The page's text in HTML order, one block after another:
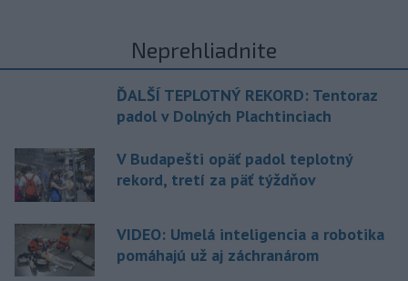
Neprehliadnite
ĎALŠÍ TEPLOTNÝ REKORD: Tentoraz
padol v Dolných Plachtinciach
V Budapešti opäť padol teplotný
rekord, tretí za päť týždňov
VIDEO: Umelá inteligencia a robotika
pomáhajú už aj záchranárom